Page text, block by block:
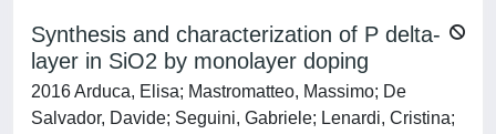
Synthesis and characterization of P delta-
layer in SiO2 by monolayer doping
2016 Arduca, Elisa; Mastromatteo, Massimo; De
Salvador, Davide; Seguini, Gabriele; Lenardi, Cristina;